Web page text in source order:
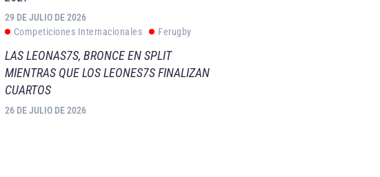
29 DE JULIO DE 2026
Competiciones Internacionales
Ferugby
LAS LEONAS7S, BRONCE EN SPLIT
MIENTRAS QUE LOS LEONES7S FINALIZAN
CUARTOS
26 DE JULIO DE 2026